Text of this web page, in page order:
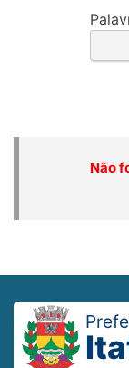
Não